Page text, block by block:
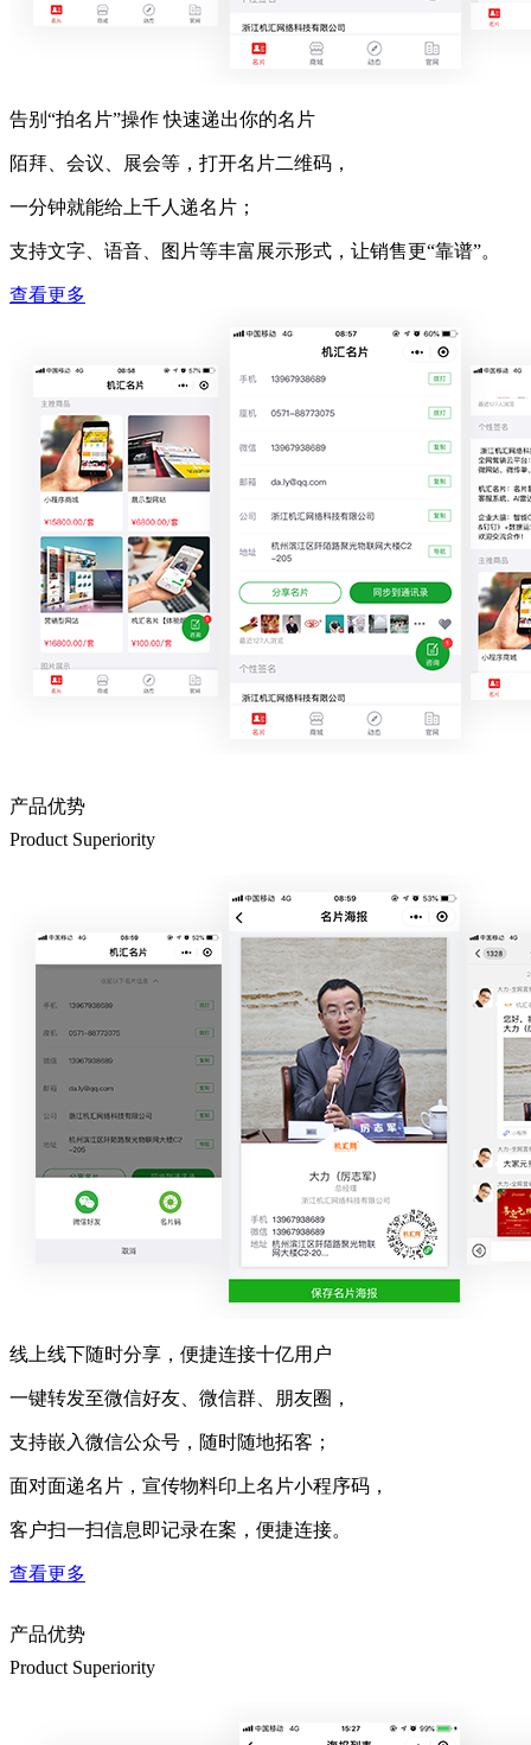
告别“拍名片”操作 快速递出你的名片
陌拜、会议、展会等，打开名片二维码，
一分钟就能给上千人递名片；
支持文字、语音、图片等丰富展示形式，让销售更“靠谱”。
查看更多
产品优势
Product Superiority
线上线下随时分享，便捷连接十亿用户
一键转发至微信好友、微信群、朋友圈，
支持嵌入微信公众号，随时随地拓客；
面对面递名片，宣传物料印上名片小程序码，
客户扫一扫信息即记录在案，便捷连接。
查看更多
产品优势
Product Superiority